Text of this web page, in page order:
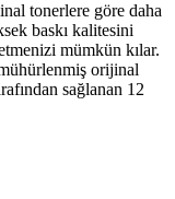
tonerlere göre daha
baskı kalitesini
mümkün kılar.
orijinal
sağlanan 12